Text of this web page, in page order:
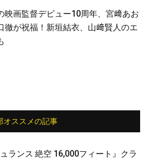
映画監督デビュー10周年、宮﨑あお
徹が祝福！新垣結衣、山﨑賢人のエ
オススメの記事
ュランス 絶空 16,000フィート』クラ